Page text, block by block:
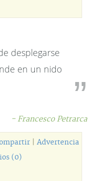
desplegarse
en un nido
- Francesco Petrarca
| Advertencia
(0)